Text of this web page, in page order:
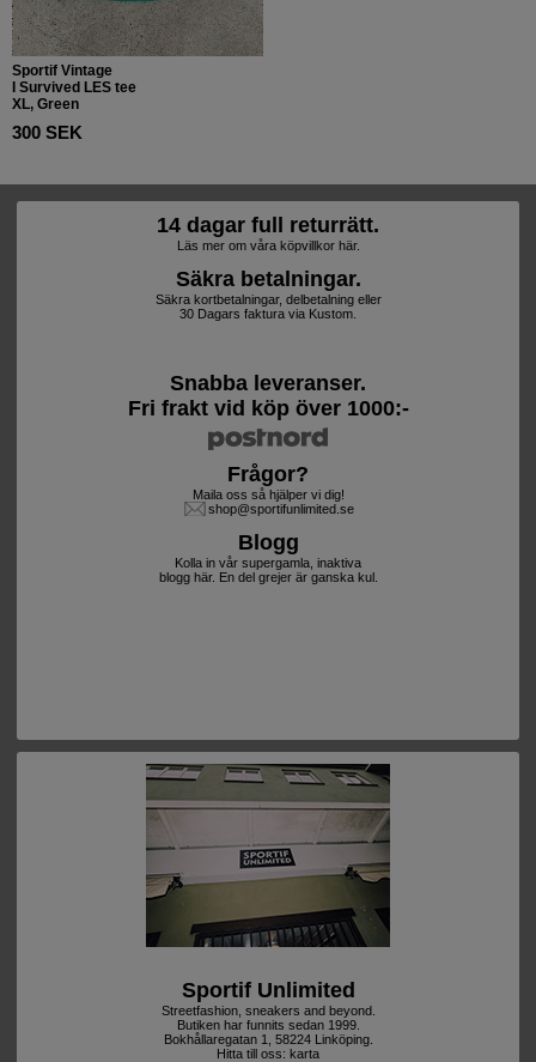
Sportif Vintage
I Survived LES tee
XL, Green
300 SEK
14 dagar full returrätt.
Läs mer om våra köpvillkor här.
Säkra betalningar.
Säkra kortbetalningar, delbetalning eller
30 Dagars faktura via Kustom.
Snabba leveranser.
Fri frakt vid köp över 1000:-
Frågor?
Maila oss så hjälper vi dig!
shop@sportifunlimited.se
Blogg
Kolla in vår supergamla, inaktiva
blogg här. En del grejer är ganska kul.
Sportif Unlimited
Streetfashion, sneakers and beyond.
Butiken har funnits sedan 1999.
Bokhållaregatan 1, 58224 Linköping.
Hitta till oss: karta